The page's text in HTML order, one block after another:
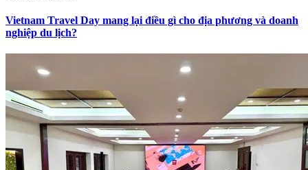
Vietnam Travel Day mang lại điều gì cho địa phương và doanh
nghiệp du lịch?